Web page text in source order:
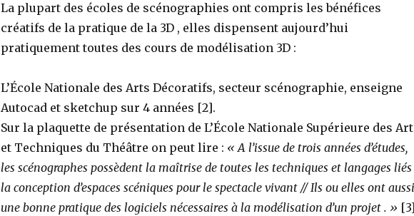
La plupart des écoles de scénographies ont compris les bénéfices
créatifs de la pratique de la 3D , elles dispensent aujourd’hui
pratiquement toutes des cours de modélisation 3D :
L’École Nationale des Arts Décoratifs, secteur scénographie, enseigne
Autocad et sketchup sur 4 années [2].
Sur la plaquette de présentation de L’École Nationale Supérieure des
et Techniques du Théâtre on peut lire : « A l’issue de trois années d’études,
les scénographes possèdent la maîtrise de toutes les techniques et langages liés
la conception d’espaces scéniques pour le spectacle vivant // Ils ou elles ont aussi
une bonne pratique des logiciels nécessaires à la modélisation d’un projet . »